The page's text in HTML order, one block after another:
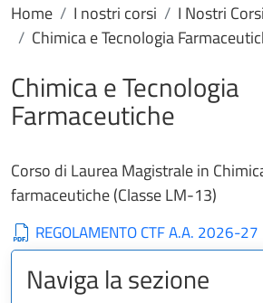
Home I nostri corsi
I Nostri
Chimica e Tecnologia
Chimica e Tecnologia
Farmaceutiche
Corso di Laurea Magistrale in
farmaceutiche (Classe LM-13)
REGOLAMENTO CTF A.A. 2026-27
Naviga la sezione